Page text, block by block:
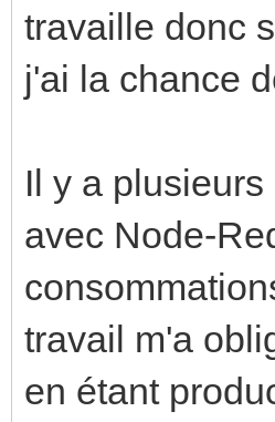
travaille donc
j'ai la chance
Il y a
avec Node-
travail m'a
en étant